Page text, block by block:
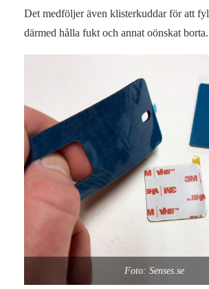
Det medföljer även klisterkuddar för att
därmed hålla fukt och annat oönskat borta.
Foto: Senses.se